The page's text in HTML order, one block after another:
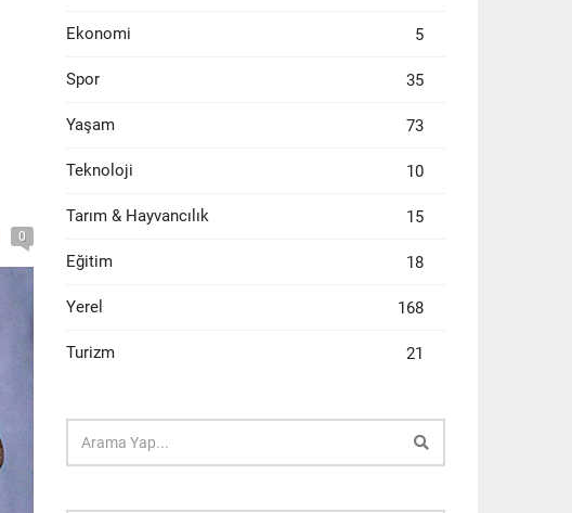
0
Ekonomi 5
Spor 35
Yaşam 73
Teknoloji 10
Tarım & Hayvancılık 15
Eğitim 18
Yerel 168
Turizm 21